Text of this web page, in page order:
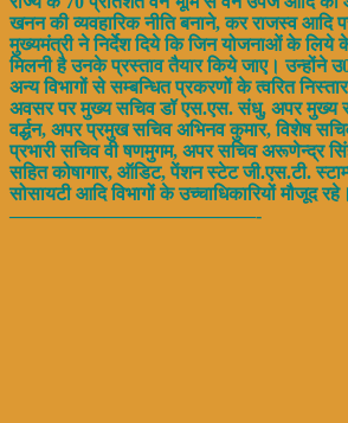
खनन की व्यवहारिक नीति बनाने, कर राजस्व आदि
मुख्यमंत्री ने निर्देश दिये कि जिन योजनाओं के लिये
मिलनी है उनके प्रस्ताव तैयार किये जाए। उन्होंने
अन्य विभागों से सम्बन्धित प्रकरणों के त्वरित
अवसर पर मुख्य सचिव डॉ एस.एस. संधु, अपर मुख्य
वर्द्धन, अपर प्रमुख सचिव अभिनव कुमार, विशेष
प्रभारी सचिव वी षणमुगम, अपर सचिव अरूणेन्द्र
सहित कोषागार, ऑडिट, पेंशन स्टेट जी.एस.टी.
सोसायटी आदि विभागों के उच्चाधिकारियों मौजूद रहे।
—————————————-